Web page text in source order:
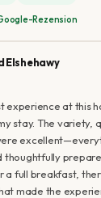
Rezension
Elshehawy
experience at this
stay. The variety,
thoughtfully
a full breakfast,
made the